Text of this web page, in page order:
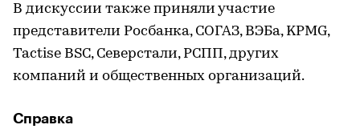
В дискуссии также приняли участие
представители Росбанка, СОГАЗ, ВЭБа, KPMG,
Tactise BSC, Северстали, РСПП, других
компаний и общественных организаций.
Справка